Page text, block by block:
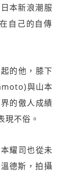
本新浪潮服
自己的自傳
的他，膝下
與山本
的傲人成績
現不俗。
耀司也從未
德斯，拍攝